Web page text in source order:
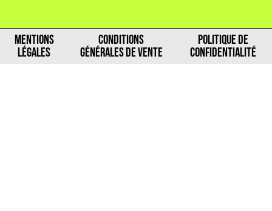
MENTIONS
LÉGALES
CONDITIONS
GÉNÉRALES DE VENTE
POLITIQUE DE
CONFIDENTIALITÉ